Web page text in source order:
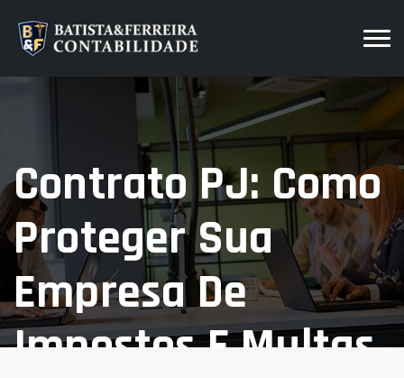
Contrato PJ: Como
Proteger Sua
Empresa De
Impostos E Multas